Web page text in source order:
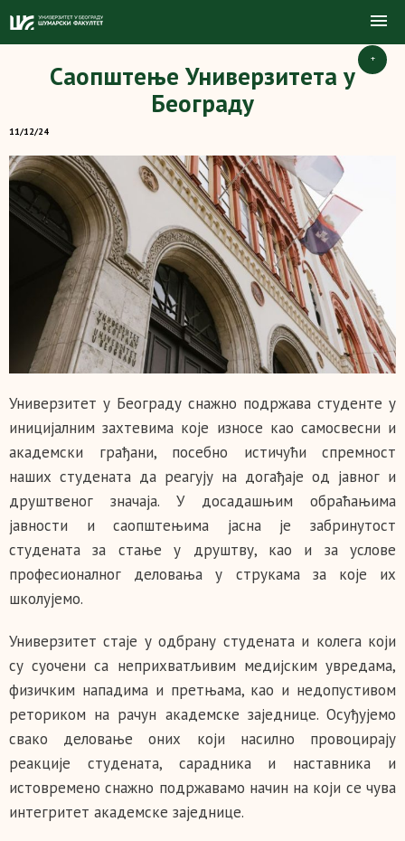
+
Саопштење Универзитета у
Београду
11/12/24
Универзитет у Београду снажно подржава студенте у
иницијалним захтевима које износе као самосвесни и
академски грађани, посебно истичући спремност
наших студената да реагују на догађаје од јавног и
друштвеног значаја. У досадашњим обраћањима
јавности и саопштењима јасна је забринутост
студената за стање у друштву, као и за услове
професионалног деловања у струкама за које их
школујемо.
Универзитет стаје у одбрану студената и колега који
су суочени са неприхватљивим медијским увредама,
физичким нападима и претњама, као и недопустивом
реториком на рачун академске заједнице. Осуђујемо
свако деловање оних који насилно провоцирају
реакције студената, сарадника и наставника и
истовремено снажно подржавамо начин на који се чува
интегритет академске заједнице.